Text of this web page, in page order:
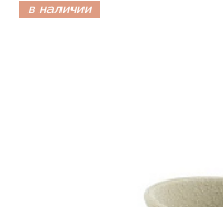
в наличии